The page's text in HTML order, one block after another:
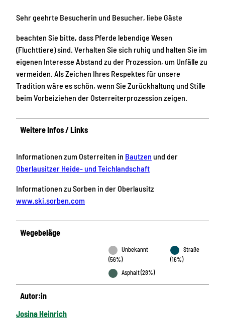
Sehr geehrte Besucherin und Besucher, liebe Gäste
beachten Sie bitte, dass Pferde lebendige Wesen
(Fluchttiere) sind. Verhalten Sie sich ruhig und halten Sie im
eigenen Interesse Abstand zu der Prozession, um Unfälle zu
vermeiden. Als Zeichen Ihres Respektes für unsere
Tradition wäre es schön, wenn Sie Zurückhaltung und Stille
beim Vorbeiziehen der Osterreiterprozession zeigen.
Weitere Infos / Links
Informationen zum Osterreiten in Bautzen und der
Oberlausitzer Heide- und Teichlandschaft
Informationen zu Sorben in der Oberlausitz
www.ski.sorben.com
Wegebeläge
Unbekannt
(56%)
Straße
(16%)
Asphalt (28%)
Autor:in
Josina Heinrich